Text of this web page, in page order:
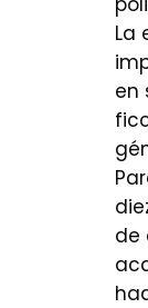
La
en
de